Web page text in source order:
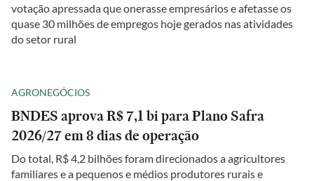
votação apressada que onerasse empresários e afetasse os
quase 30 milhões de empregos hoje gerados nas atividades
do setor rural
AGRONEGÓCIOS
BNDES aprova R$ 7,1 bi para Plano Safra
2026/27 em 8 dias de operação
Do total, R$ 4,2 bilhões foram direcionados a agricultores
familiares e a pequenos e médios produtores rurais e